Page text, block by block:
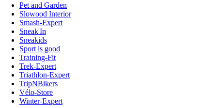
Pet and Garden
Slowood Interior
Smash-Expert
Sneak'In
Sneakids
Sport is good
Training-Fit
Trek-Expert
Triathlon-Expert
TripNBikers
Vélo-Store
Winter-Expert